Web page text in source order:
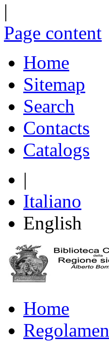
|
Page content
Home
Sitemap
Search
Contacts
Catalogs
|
Italiano
English
Home